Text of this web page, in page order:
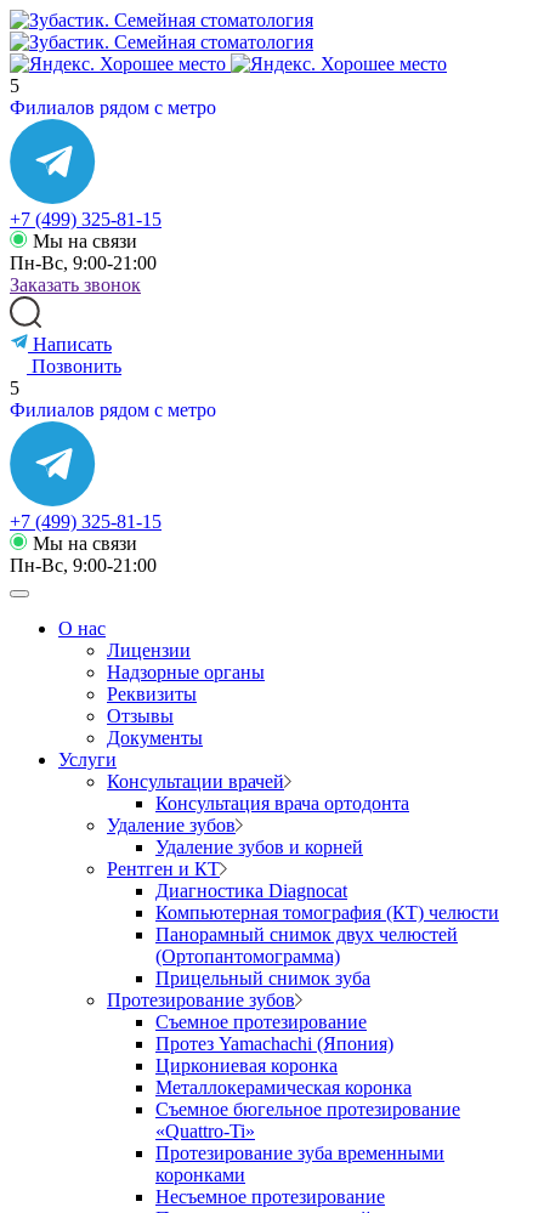
5
Филиалов рядом с метро
+7 (499) 325-81-15
Мы на связи
Пн-Вс, 9:00-21:00
Заказать звонок
Написать
Позвонить
5
Филиалов рядом с метро
+7 (499) 325-81-15
Мы на связи
Пн-Вс, 9:00-21:00
О нас
Лицензии
Надзорные органы
Реквизиты
Отзывы
Документы
Услуги
Консультации врачей
Консультация врача ортодонта
Удаление зубов
Удаление зубов и корней
Рентген и КТ
Диагностика Diagnocat
Компьютерная томография (КТ) челюсти
Панорамный снимок двух челюстей
(Ортопантомограмма)
Прицельный снимок зуба
Протезирование зубов
Съемное протезирование
Протез Yamachachi (Япония)
Циркониевая коронка
Металлокерамическая коронка
Съемное бюгельное протезирование
«Quattro-Ti»
Протезирование зуба временными
коронками
Несъемное протезирование